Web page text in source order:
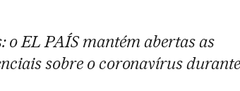
o EL PAÍS mantém abertas as
sobre o coronavírus